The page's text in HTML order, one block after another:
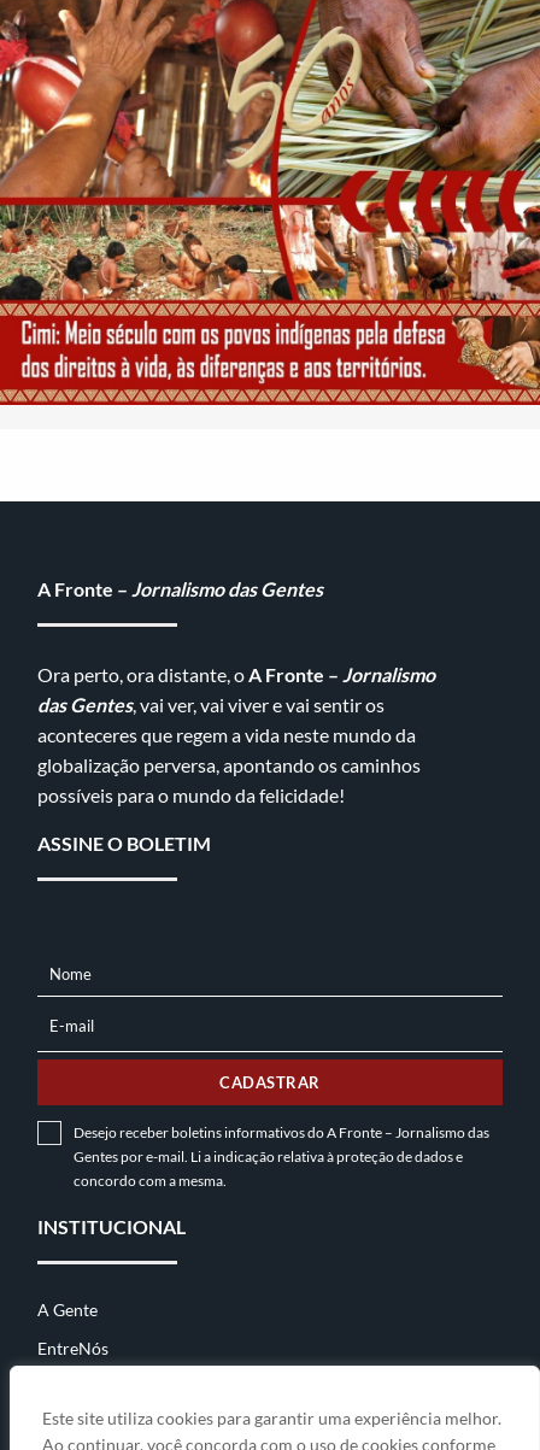
Este site utiliza cookies para garantir uma experiência melhor.
Ao continuar, você concorda com o uso de cookies conforme
A Fronte – Jornalismo das Gentes
Ora perto, ora distante, oA Fronte – Jornalismo
das Gentes, vai ver, vai viver e vai sentir os
aconteceres que regem a vida neste mundo da
globalização perversa, apontando os caminhos
possíveis para o mundo da felicidade!
ASSINE O BOLETIM
NOME
Nome
MAIL
E-mail
CADASTRAR
Desejo receber boletins informativos do A Fronte – Jornalismo das
Gentes por e-mail. Li a indicação relativa àproteção de dadose
concordo com a mesma.
INSTITUCIONAL
A Gente
EntreNós